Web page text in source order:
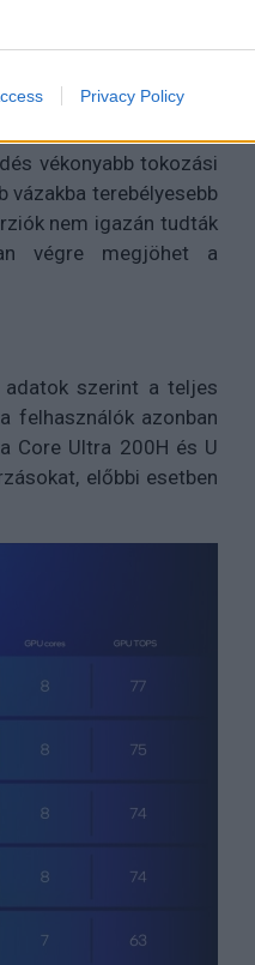
Privacy Policy
vékonyabb tokozási
vázakba terebélyesebb
nem igazán tudták
végre megjöhet a
adatok szerint a teljes
felhasználók azonban
Core Ultra 200H és U
előbbi esetben